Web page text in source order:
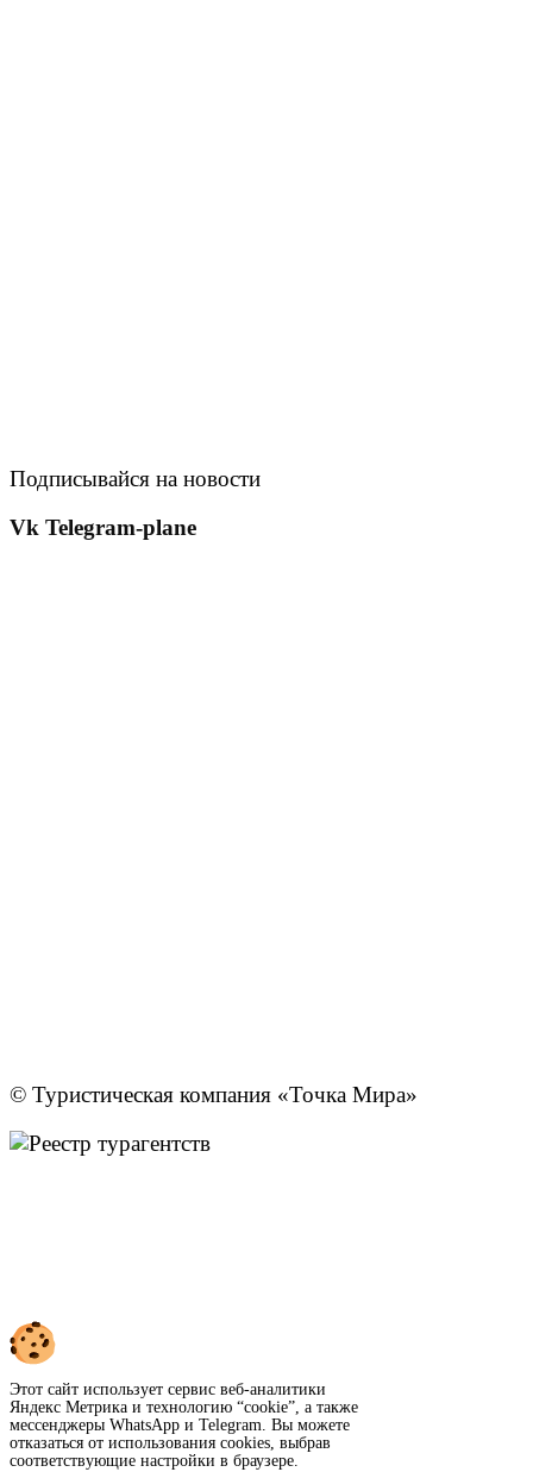
Подписывайся на новости
Vk Telegram-plane
© Туристическая компания «Точка Мира»
Этот сайт использует сервис веб-аналитики
Яндекс Метрика и технологию “cookie”, а также
мессенджеры WhatsApp и Telegram. Вы можете
отказаться от использования cookies, выбрав
соответствующие настройки в браузере.